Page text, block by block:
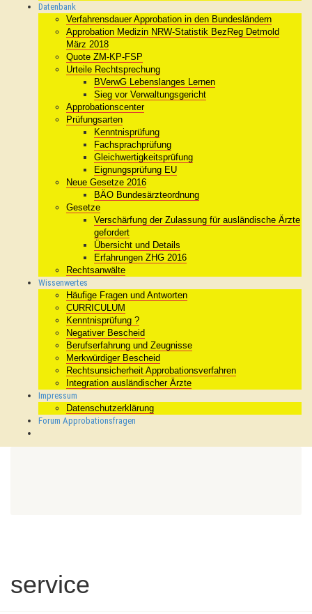
Datenbank
Verfahrensdauer Approbation in den Bundesländern
Approbation Medizin NRW-Statistik BezReg Detmold
März 2018
Quote ZM-KP-FSP
Urteile Rechtsprechung
BVerwG Lebenslanges Lernen
Sieg vor Verwaltungsgericht
Approbationscenter
Prüfungsarten
Kenntnisprüfung
Fachsprachprüfung
Gleichwertigkeitsprüfung
Eignungsprüfung EU
Neue Gesetze 2016
BÄO Bundesärzteordnung
Gesetze
Verschärfung der Zulassung für ausländische Ärzte
gefordert
Übersicht und Details
Erfahrungen ZHG 2016
Rechtsanwälte
Wissenwertes
Häufige Fragen und Antworten
CURRICULUM
Kenntnisprüfung ?
Negativer Bescheid
Berufserfahrung und Zeugnisse
Merkwürdiger Bescheid
Rechtsunsicherheit Approbationsverfahren
Integration ausländischer Ärzte
Impressum
Datenschutzerklärung
Forum Approbationsfragen
service